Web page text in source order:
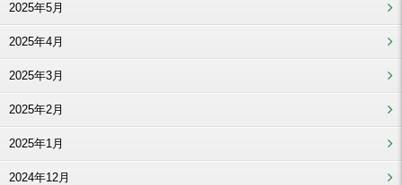
2025年5月
2025年4月
2025年3月
2025年2月
2025年1月
2024年12月